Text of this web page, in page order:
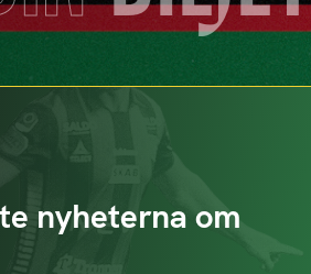
nyheterna om